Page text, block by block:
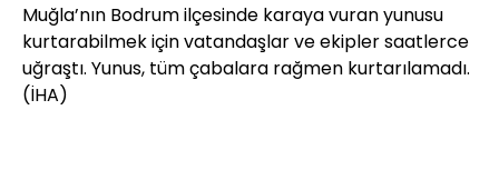
Muğla’nın Bodrum ilçesinde karaya vuran yunusu
kurtarabilmek için vatandaşlar ve ekipler saatlerce
uğraştı. Yunus, tüm çabalara rağmen kurtarılamadı.
(İHA)